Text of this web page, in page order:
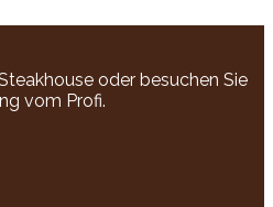
oder besuchen Sie
vom Profi.